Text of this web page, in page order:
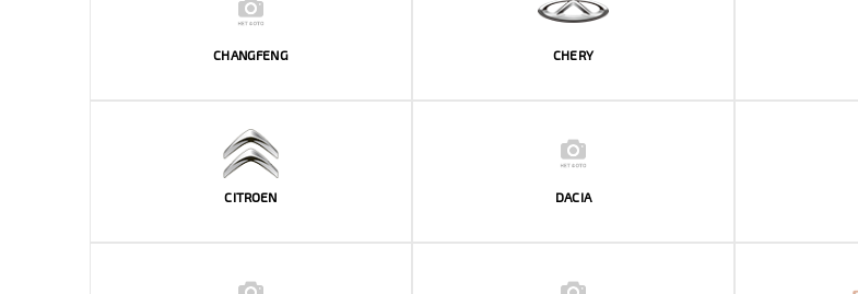
CHANGFENG CHERY
CITROEN DACIA